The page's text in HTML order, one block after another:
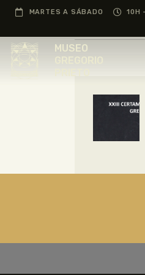
MARTES A SÁBADO 10H
MUSEO